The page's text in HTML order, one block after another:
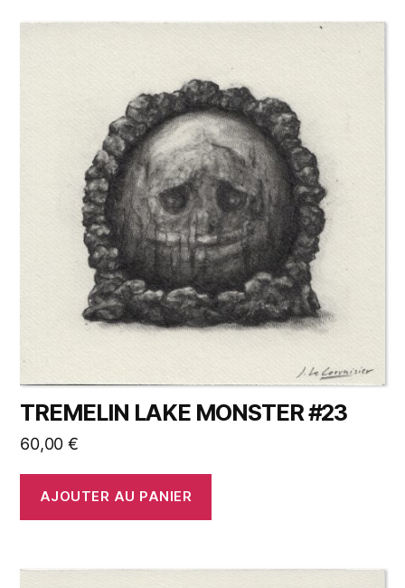
TREMELIN LAKE MONSTER #23
60,00 €
AJOUTER AU PANIER